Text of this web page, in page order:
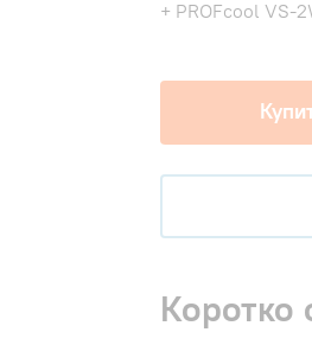
+ PROFcool VS-
Коротко